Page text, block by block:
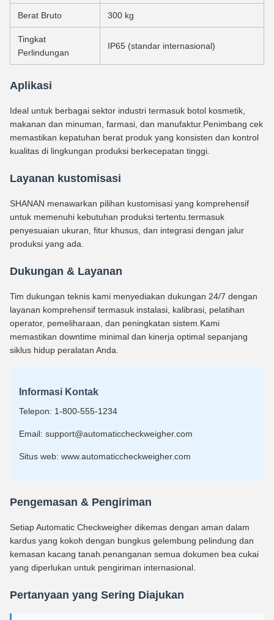
Berat Bruto 300 kg
Tingkat
Perlindungan
IP65 (standar internasional)
Aplikasi
Ideal untuk berbagai sektor industri termasuk botol kosmetik,
makanan dan minuman, farmasi, dan manufaktur.Penimbang cek
memastikan kepatuhan berat produk yang konsisten dan kontrol
kualitas di lingkungan produksi berkecepatan tinggi.
Layanan kustomisasi
SHANAN menawarkan pilihan kustomisasi yang komprehensif
untuk memenuhi kebutuhan produksi tertentu.termasuk
penyesuaian ukuran, fitur khusus, dan integrasi dengan jalur
produksi yang ada.
Dukungan & Layanan
Tim dukungan teknis kami menyediakan dukungan 24/7 dengan
layanan komprehensif termasuk instalasi, kalibrasi, pelatihan
operator, pemeliharaan, dan peningkatan sistem.Kami
memastikan downtime minimal dan kinerja optimal sepanjang
siklus hidup peralatan Anda.
Informasi Kontak
Telepon: 1-800-555-1234
Email: support@automaticcheckweigher.com
Situs web: www.automaticcheckweigher.com
Pengemasan & Pengiriman
Setiap Automatic Checkweigher dikemas dengan aman dalam
kardus yang kokoh dengan bungkus gelembung pelindung dan
kemasan kacang tanah.penanganan semua dokumen bea cukai
yang diperlukan untuk pengiriman internasional.
Pertanyaan yang Sering Diajukan